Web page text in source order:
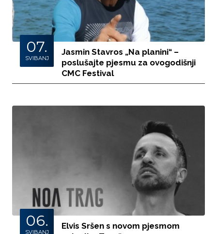
07.
SVIBANJ
Jasmin Stavros „Na planini“ –
poslušajte pjesmu za ovogodišnji
CMC Festival
06.
SVIBANJ
Elvis Sršen s novom pjesmom